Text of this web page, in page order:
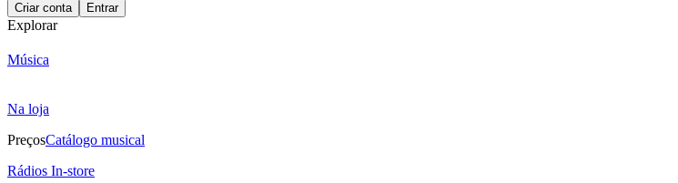
Criar conta Entrar
Explorar
Música
Na loja
PreçosCatálogo musical
Rádios In-store